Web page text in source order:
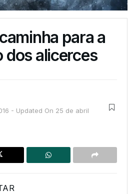
para a
dos alicerces
- Updated On 25 de abril